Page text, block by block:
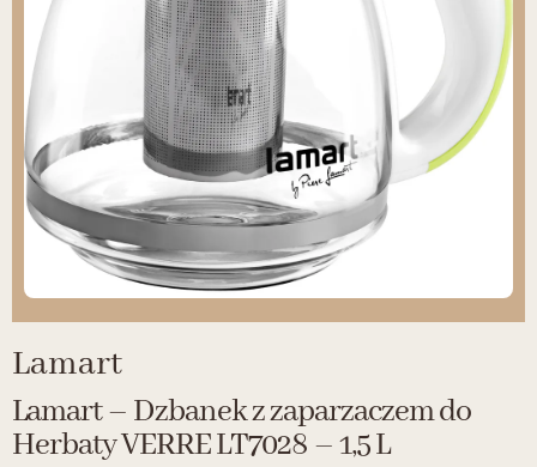
Lamart
Lamart – Dzbanek z zaparzaczem do
Herbaty VERRE LT7028 – 1,5 L